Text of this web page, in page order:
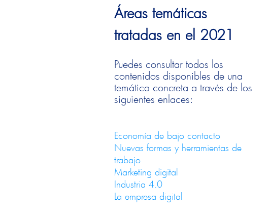
Áreas temáticas
tratadas en el 2021
Puedes consultar todos los
contenidos disponibles de una
temática concreta a través de los
siguientes enlaces:
Economía de bajo contacto
Nuevas formas y herramientas de
trabajo
Marketing digital
Industria 4.0
La empresa digital